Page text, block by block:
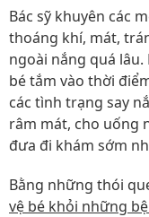
Bác sỹ khuyên các
thoáng khí, mát,
ngoài nắng quá
bé tắm vào thời
các tình trạng say
râm mát, cho uống
đưa đi khám sớm
Bằng những thói
vệ bé khỏi những